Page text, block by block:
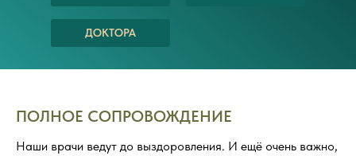
ДОКТОРА
ПОЛНОЕ СОПРОВОЖДЕНИЕ
Наши врачи ведут до выздоровления. И ещё очень важно,